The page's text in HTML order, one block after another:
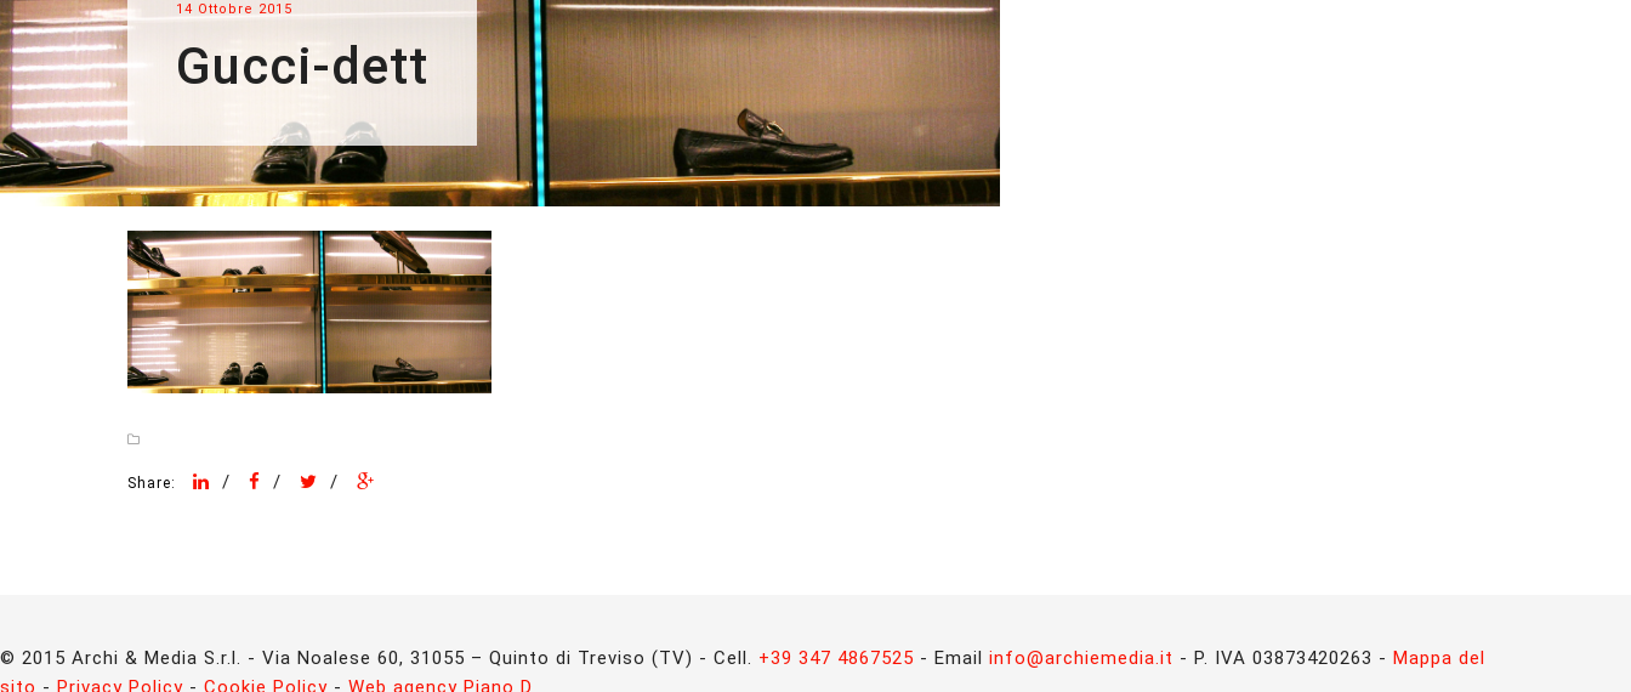
14 Ottobre 2015
Gucci-dett
Share: / / /
© 2015 Archi & Media S.r.l. - Via Noalese 60, 31055 – Quinto di Treviso (TV) - Cell. +39 347 4867525 - Email info@archiemedia.it - P. IVA 03873420263 - Mappa del
sito - Privacy Policy - Cookie Policy - Web agency Piano D